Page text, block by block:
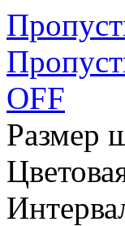
OFF
Размер